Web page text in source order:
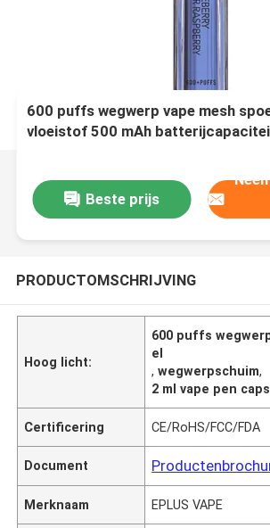
600 puffs wegwerp vape mesh
vloeistof 500 mAh
Beste prijs
PRODUCTOMSCHRIJVING
Hoog licht:
600 puffs
el
,wegwerpschuim,
2 ml vape pen
Certificering CE/RoHS/FCC/FDA
Document
Merknaam EPLUS VAPE